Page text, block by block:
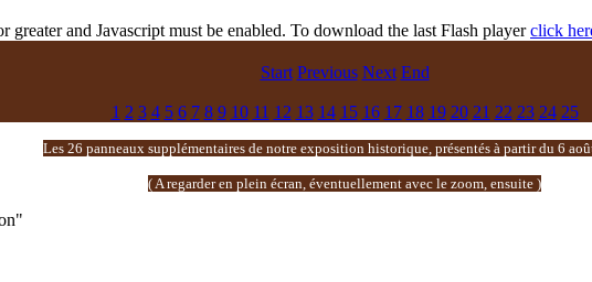
and Javascript must be enabled. To download the last Flash playerclick
Start Previous Next End
1 2 3 4 5 6 7 8 9 10 11 12 13 14 15 16 17 18 19 20 21 22 23 24 25
Les 26 panneaux supplémentaires de notre exposition historique, présentés à partir du 6
( A regarder en plein écran, éventuellement avec le zoom, ensuite )